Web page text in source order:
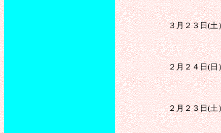
アイネ・クライ
８０日間世界
３月２３日(土） 香川
ピアノ協奏曲
(一般公募の
アヴェヴェル
２月２４日(日） 湘
茅ヶ崎市民文化
アイネ・クライ
８０日間世界
２月２３日(土） 老人
美しき蒼きドナ
ローレ